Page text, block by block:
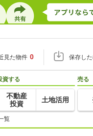
見た物件 0 保存し
資する
不動産
投資
土地活用
売る
覧